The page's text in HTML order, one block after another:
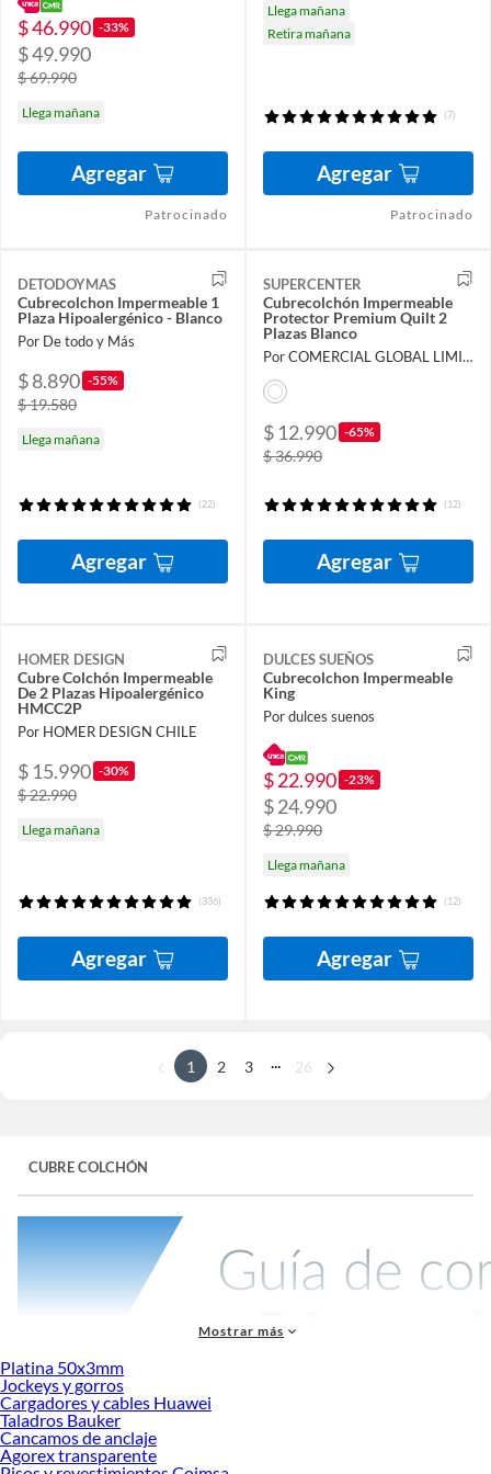
$ 46.990 -33%
$ 49.990
$ 69.990
Llega mañana
Agregar
Patrocinado
Llega mañana
Retira mañana
(7)
Agregar
Patrocinado
DETODOYMAS
Cubrecolchon Impermeable 1
Plaza Hipoalergénico - Blanco
Por De todo y Más
$ 8.890 -55%
$ 19.580
Llega mañana
(22)
Agregar
SUPERCENTER
Cubrecolchón Impermeable
Protector Premium Quilt 2
Plazas Blanco
Por COMERCIAL GLOBAL LIMITADA
$ 12.990 -65%
$ 36.990
(12)
Agregar
HOMER DESIGN
Cubre Colchón Impermeable
De 2 Plazas Hipoalergénico
HMCC2P
Por HOMER DESIGN CHILE
$ 15.990 -30%
$ 22.990
Llega mañana
(336)
Agregar
DULCES SUEÑOS
Cubrecolchon Impermeable
King
Por dulces suenos
$ 22.990 -23%
$ 24.990
$ 29.990
Llega mañana
(12)
Agregar
1 2 3 26
CUBRE COLCHÓN
¿Quieres experimentar la sensación de dormir en un hotel, pero desde la
comodidad de tu propia cama? En Sodimac, te ofrecemos la solución perfecta
para darle a tu colchón esa capa adicional de suavidad y confort que te
Mostrar más
Platina 50x3mm
Jockeys y gorros
Cargadores y cables Huawei
Taladros Bauker
Cancamos de anclaje
Agorex transparente